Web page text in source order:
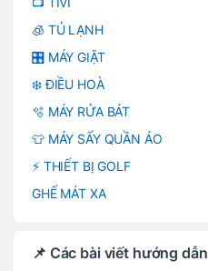
🧊 TỦ LẠNH
🎛️ MÁY GIẶT
❄️ ĐIỀU HOÀ
🫧 MÁY RỬA BÁT
👕 MÁY SẤY QUẦN ÁO
⚡ THIẾT BỊ GOLF
GHẾ MÁT XA
📌 Các bài viết hướng dẫn